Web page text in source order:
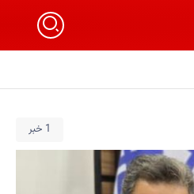
1 خبر